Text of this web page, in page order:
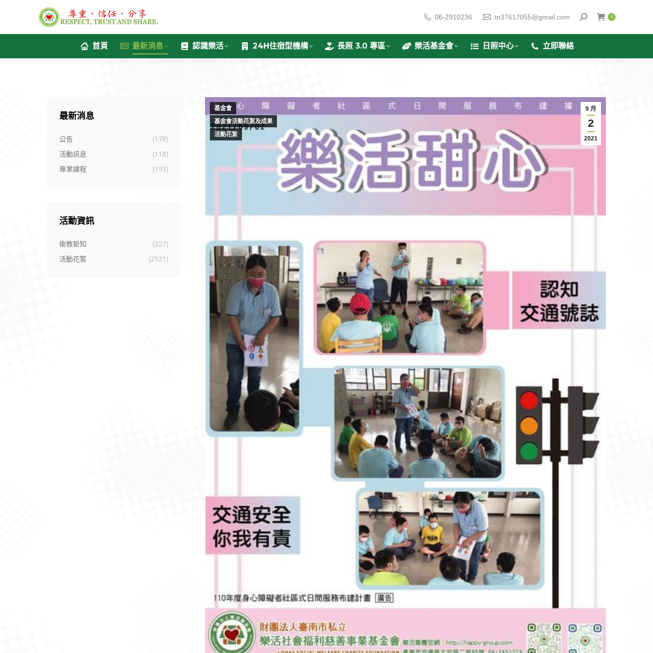
06-2910236 tn37617055@gmail.com 0
首頁 最新消息 認識樂活 24H住宿型機構 長照 3.0 專區 樂活基金會 日照中心 立即聯絡
9 月
2
2021
基金會
基金會活動花絮及成果
活動花絮
最新消息
公告
(178)
活動訊息
(118)
專業課程
(193)
活動資訊
衛教新知
(227)
活動花絮
(2521)